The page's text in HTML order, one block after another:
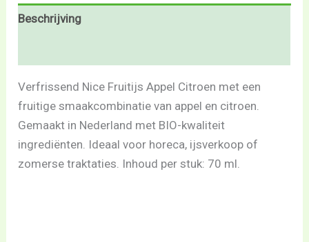
Beschrijving
Verfrissend Nice Fruitijs Appel Citroen met een
fruitige smaakcombinatie van appel en citroen.
Gemaakt in Nederland met BIO-kwaliteit
ingrediënten. Ideaal voor horeca, ijsverkoop of
zomerse traktaties. Inhoud per stuk: 70 ml.